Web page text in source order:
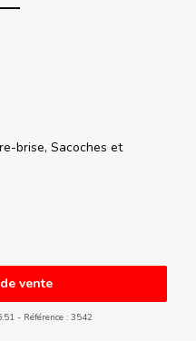
vente
Référence : 3542